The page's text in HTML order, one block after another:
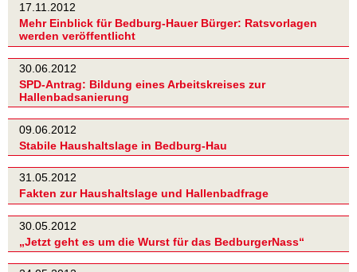
17.11.2012
Mehr Einblick für Bedburg-Hauer Bürger: Ratsvorlagen
werden veröffentlicht
30.06.2012
SPD-Antrag: Bildung eines Arbeitskreises zur
Hallenbadsanierung
09.06.2012
Stabile Haushaltslage in Bedburg-Hau
31.05.2012
Fakten zur Haushaltslage und Hallenbadfrage
30.05.2012
„Jetzt geht es um die Wurst für das BedburgerNass“